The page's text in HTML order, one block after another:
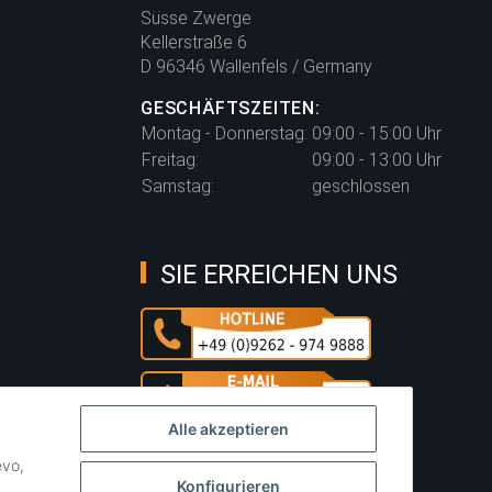
Alle akzeptieren
Konfigurieren
Süsse Zwerge
Kellerstraße 6
D 96346 Wallenfels / Germany
GESCHÄFTSZEITEN:
Montag - Donnerstag: 09:00 - 15:00 Uhr
Freitag:
09:00 - 13:00 Uhr
Samstag:
geschlossen
SIE ERREICHEN UNS